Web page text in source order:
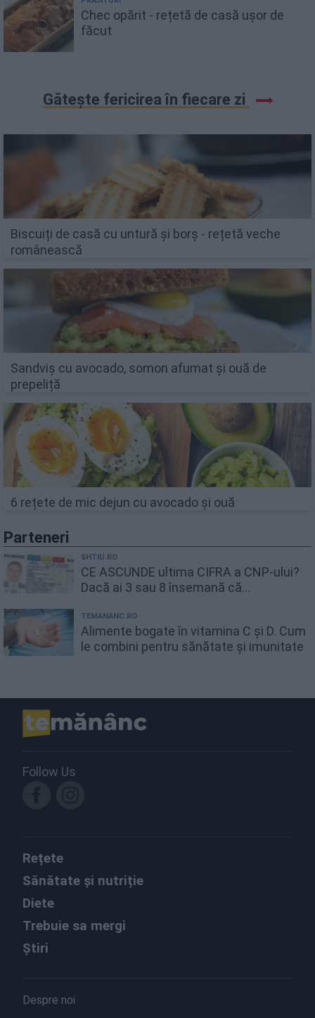
Chec opărit - rețetă de casă ușor de
făcut
Gătește fericirea în fiecare zi
Biscuiți de casă cu untură și borș - rețetă veche
românească
Sandviș cu avocado, somon afumat și ouă de
prepeliță
6 rețete de mic dejun cu avocado și ouă
Parteneri
SHTIU.RO
CE ASCUNDE ultima CIFRA a CNP-ului?
Dacă ai 3 sau 8 însemană că...
TEMANANC.RO
Alimente bogate în vitamina C și D. Cum
le combini pentru sănătate și imunitate
Follow Us
Rețete
Sănătate și nutriție
Diete
Trebuie sa mergi
Știri
Despre noi